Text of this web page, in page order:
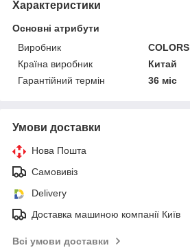
Характеристики
Основні атрибути
Виробник
COLORS
Країна виробник
Китай
Гарантійний термін
36 міс
Умови доставки
Нова Пошта
Самовивіз
Delivery
Доставка машиною компанії Київ
Всі умови доставки